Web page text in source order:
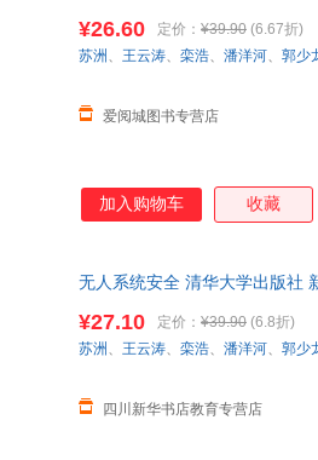
¥26.60 定价： ¥39.90 (6.67折)
爱阅城图书专营店
苏洲 、 王云涛、 栾浩、 潘洋河、 郭少
加入购物车 收藏
无人系统安全 清华大学出版社
¥27.10 定价： ¥39.90 (6.8折)
四川新华书店教育专营店
苏洲 、 王云涛、 栾浩、 潘洋河、 郭少